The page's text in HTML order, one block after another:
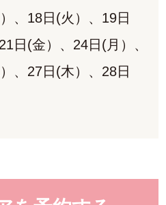
、18日(火）、19日
日(金）、24日(月）、
、27日(木）、28日